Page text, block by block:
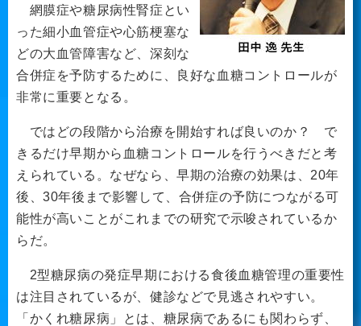
網膜症や糖尿病性腎症とい
った細小血管症や心筋梗塞な
どの大血管障害など、深刻な
合併症を予防するために、良好な血糖コントロールが
非常に重要となる。
ではどの段階から治療を開始すれば良いのか？ で
きるだけ早期から血糖コントロールを行うべきだと考
えられている。なぜなら、早期の治療の効果は、20年
後、30年後まで影響して、合併症の予防につながる可
能性が高いことがこれまでの研究で示唆されているか
らだ。
2型糖尿病の発症早期における食後血糖管理の重要性
は注目されているが、健診などで見逃されやすい。
「かくれ糖尿病」とは、糖尿病であるにも関わらず、